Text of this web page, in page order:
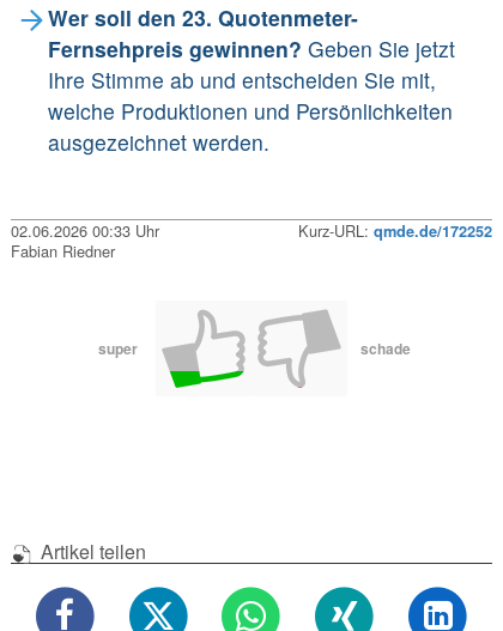
Wer soll den 23. Quotenmeter-
Fernsehpreis gewinnen? Geben Sie jetzt
Ihre Stimme ab und entscheiden Sie mit,
welche Produktionen und Persönlichkeiten
ausgezeichnet werden.
02.06.2026 00:33 Uhr Kurz-URL: qmde.de/172252
Fabian Riedner
super schade
Artikel teilen